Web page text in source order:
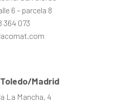
6 – parcela 8
364 073
Madrid
La Mancha, 4